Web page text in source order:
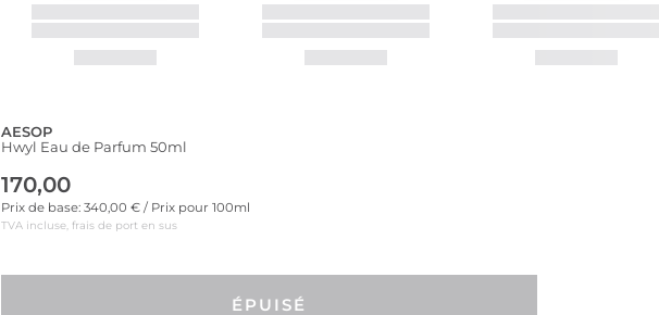
AESOP
Hwyl Eau de Parfum 50ml
170,00
Prix de base: 340,00 € / Prix pour 100ml
TVA incluse, frais de port en sus
ÉPUISÉ